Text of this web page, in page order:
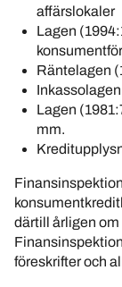
affärslokaler
Lagen
Räntelagen
Lagen
mm.
därtill årligen
föreskrifter och